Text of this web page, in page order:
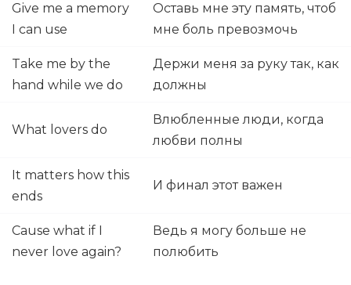
Give me a memory
I can use
Оставь мне эту память, чтоб
мне боль превозмочь
Take me by the
hand while we do
Держи меня за руку так, как
должны
What lovers do
Влюбленные люди, когда
любви полны
It matters how this
ends
И финал этот важен
Cause what if I
never love again?
Ведь я могу больше не
полюбить